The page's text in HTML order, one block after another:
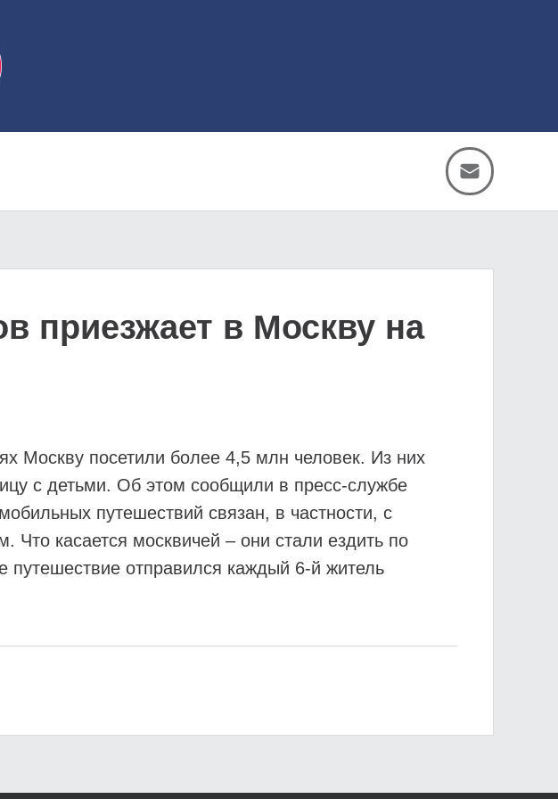
приезжает в Москву на
Москву посетили более 4,5 млн человек. Из них
с детьми. Об этом сообщили в пресс-службе
путешествий связан, в частности, с
касается москвичей – они стали ездить по
путешествие отправился каждый 6-й житель